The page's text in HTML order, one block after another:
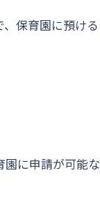
保育園に預ける
園に申請が可能な